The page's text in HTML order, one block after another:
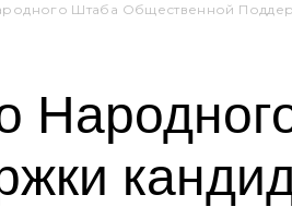
Штаба Общественной